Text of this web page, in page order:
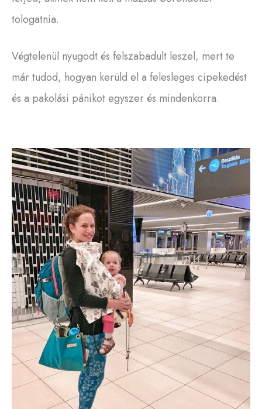
tologatnia.
Végtelenül nyugodt és felszabadult leszel, mert te
már tudod, hogyan kerüld el a felesleges cipekedést
és a pakolási pánikot egyszer és mindenkorra.